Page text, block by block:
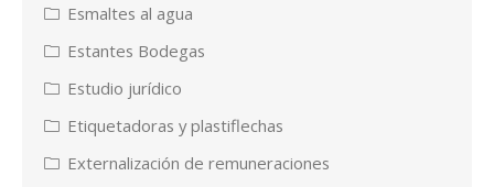
Esmaltes al agua
Estantes Bodegas
Estudio jurídico
Etiquetadoras y plastiflechas
Externalización de remuneraciones